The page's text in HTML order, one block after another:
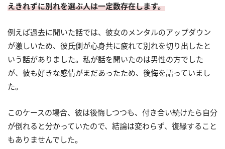
えきれずに別れを選ぶ人は一定数存在します。
例えば過去に聞いた話では、彼女のメンタルのアップダウン
が激しいため、彼氏側が心身共に疲れて別れを切り出したと
いう話がありました。私が話を聞いたのは男性の方でした
が、彼も好きな感情がまだあったため、後悔を語っていまし
た。
このケースの場合、彼は後悔しつつも、付き合い続けたら自分
が倒れると分かっていたので、結論は変わらず、復縁すること
もありませんでした。